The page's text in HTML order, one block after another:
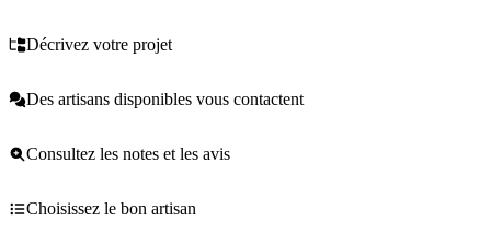
Décrivez votre projet
Des artisans disponibles vous contactent
Consultez les notes et les avis
Choisissez le bon artisan